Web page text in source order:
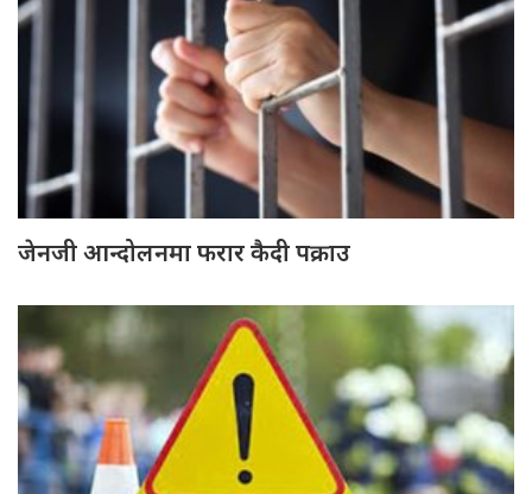
जेनजी आन्दोलनमा फरार कैदी पक्राउ